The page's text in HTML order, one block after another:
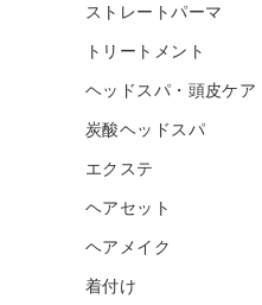
ストレートパーマ
トリートメント
ヘッドスパ・頭皮ケア
炭酸ヘッドスパ
エクステ
ヘアセット
ヘアメイク
着付け